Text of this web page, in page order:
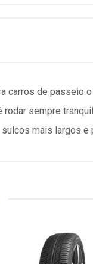
carros de passeio
sempre
mais largos